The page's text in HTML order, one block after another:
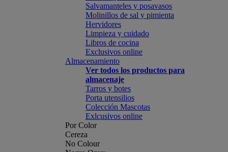
Salvamanteles y posavasos
Molinillos de sal y pimienta
Hervidores
Limpieza y cuidado
Libros de cocina
Exclusivos online
Almacenamiento
Ver todos los productos para
almacenaje
Tarros y botes
Porta utensilios
Colección Mascotas
Exlcusivos online
Por Color
Cereza
No Colour